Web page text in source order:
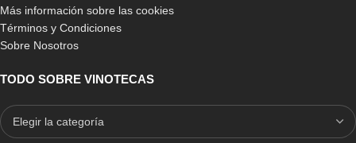
Más información sobre las cookies
Términos y Condiciones
Sobre Nosotros
TODO SOBRE VINOTECAS